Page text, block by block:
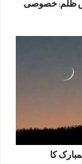
ظلم: خصوصی
کا